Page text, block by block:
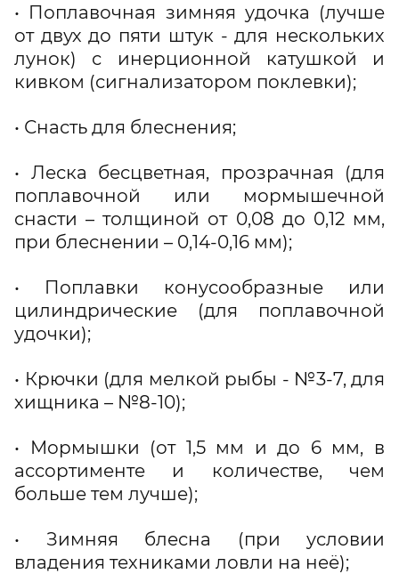
• Поплавочная зимняя удочка (лучше
от двух до пяти штук - для нескольких
лунок) с инерционной катушкой и
кивком (сигнализатором поклевки);
• Снасть для блеснения;
• Леска бесцветная, прозрачная (для
поплавочной или мормышечной
снасти – толщиной от 0,08 до 0,12 мм,
при блеснении – 0,14-0,16 мм);
• Поплавки конусообразные или
цилиндрические (для поплавочной
удочки);
• Крючки (для мелкой рыбы - №3-7, для
хищника – №8-10);
• Мормышки (от 1,5 мм и до 6 мм, в
ассортименте и количестве, чем
больше тем лучше);
• Зимняя блесна (при условии
владения техниками ловли на неё);